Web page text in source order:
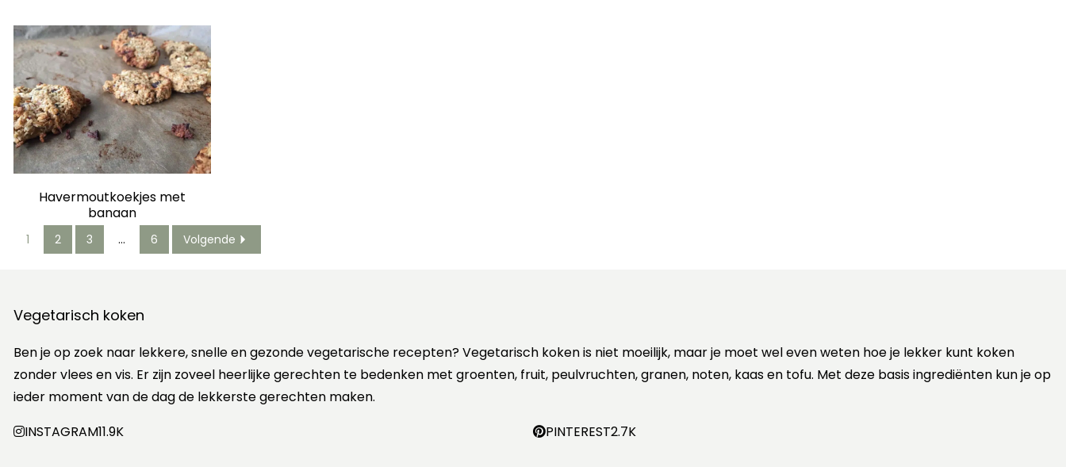
Havermoutkoekjes met
banaan
1 2 3 … 6 Volgende
Vegetarisch koken
Ben je op zoek naar lekkere, snelle en gezonde vegetarische recepten? Vegetarisch koken is niet moeilijk, maar je moet wel even weten hoe je lekker kunt koken
zonder vlees en vis. Er zijn zoveel heerlijke gerechten te bedenken met groenten, fruit, peulvruchten, granen, noten, kaas en tofu. Met deze basis ingrediënten kun je op
ieder moment van de dag de lekkerste gerechten maken.
INSTAGRAM11.9K PINTEREST2.7K